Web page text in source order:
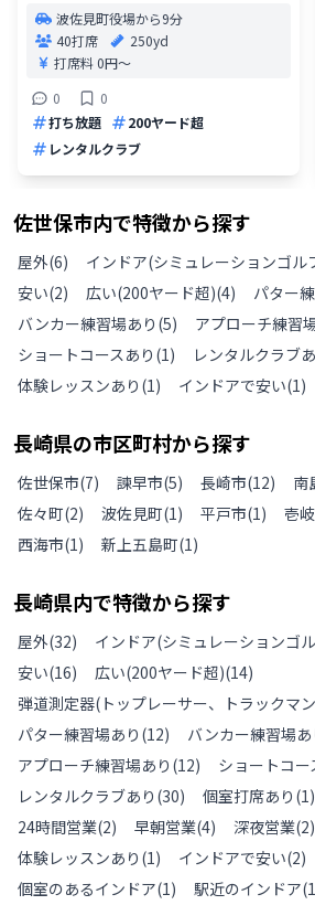
波佐見町役場から9分
40打席
250yd
打席料0円〜
0
0
打ち放題
200ヤード超
レンタルクラブ
佐世保市内で特徴から探す
屋外(6) インドア(シミュレーションゴル
安い(2) 広い(200ヤード超)(4) パター
バンカー練習場あり (5) アプローチ練習
ショートコースあり (1) レンタルクラブ
体験レッスンあり (1) インドアで安い(1)
長崎県の市区町村から探す
佐世保市(7) 諫早市(5) 長崎市(12) 南
佐々町(2) 波佐見町(1) 平戸市(1) 壱
西海市(1) 新上五島町(1)
長崎県内で特徴から探す
屋外(32) インドア(シミュレーションゴ
安い(16) 広い(200ヤード超)(14)
弾道測定器(トップレーサー、トラックマ
パター練習場あり (12) バンカー練習場あ
アプローチ練習場あり (12) ショートコー
レンタルクラブあり (30) 個室打席あり (1)
24時間営業(2) 早朝営業(4) 深夜営業(2)
体験レッスンあり (1) インドアで安い(2)
個室のあるインドア(1) 駅近のインドア(1